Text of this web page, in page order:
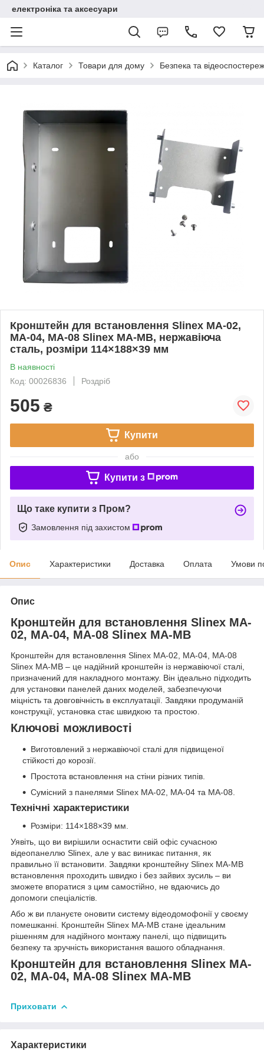
електроніка та аксесуари
Каталог Товари для дому Безпека та
Кронштейн для встановлення Slinex MA-02,
MA-04, MA-08 Slinex MA-MB, нержавіюча
сталь, розміри 114×188×39 мм
В наявності
Код: 00026836
Роздріб
505 ₴
Купити
або
Купити з
Що таке купити з Пром?
Замовлення під захистом
Опис Характеристики Доставка Оплата Умови
Опис
Кронштейн для встановлення Slinex MA-
02, MA-04, MA-08 Slinex MA-MB
Кронштейн для встановлення Slinex MA-02, MA-04, MA-08
Slinex MA-MB – це надійний кронштейн із нержавіючої сталі,
призначений для накладного монтажу. Він ідеально підходить
для установки панелей даних моделей, забезпечуючи
міцність та довговічність в експлуатації. Завдяки продуманій
конструкції, установка стає швидкою та простою.
Ключові можливості
Виготовлений з нержавіючої сталі для підвищеної
стійкості до корозії.
Простота встановлення на стіни різних типів.
Сумісний з панелями Slinex MA-02, MA-04 та MA-08.
Технічні характеристики
Розміри: 114×188×39 мм.
Уявіть, що ви вирішили оснастити свій офіс сучасною
відеопанеллю Slinex, але у вас виникає питання, як
правильно її встановити. Завдяки кронштейну Slinex MA-MB
встановлення проходить швидко і без зайвих зусиль – ви
зможете впоратися з цим самостійно, не вдаючись до
допомоги спеціалістів.
Або ж ви плануєте оновити систему відеодомофонії у своєму
помешканні. Кронштейн Slinex MA-MB стане ідеальним
рішенням для надійного монтажу панелі, що підвищить
безпеку та зручність використання вашого обладнання.
Кронштейн для встановлення Slinex MA-
02, MA-04, MA-08 Slinex MA-MB
Приховати
Характеристики